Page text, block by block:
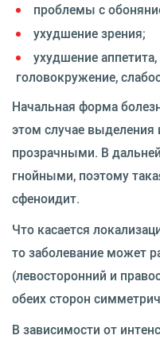
проблемы с
ухудшение зрения;
ухудшение
головокружение,
Начальная форма
этом случае выделения
прозрачными. В
гнойными, поэтому
сфеноидит.
Что касается
то заболевание может
(левосторонний и
обеих сторон
В зависимости от